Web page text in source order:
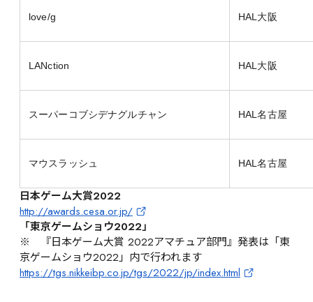
love/g HAL大阪
LANction HAL大阪
スーパーコブシデナグルチャン HAL名古屋
マウスラッシュ HAL名古屋
日本ゲーム大賞2022
http://awards.cesa.or.jp/
「東京ゲームショウ2022」
※　『日本ゲーム大賞 2022アマチュア部門』発表は「東
京ゲームショウ2022」内で行われます
https://tgs.nikkeibp.co.jp/tgs/2022/jp/index.html